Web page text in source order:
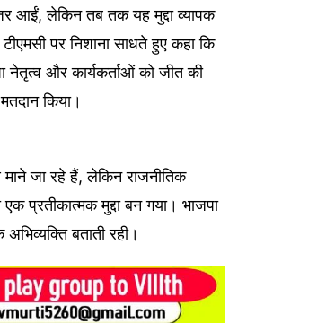
आईं, लेकिन तब तक यह मुद्दा व्यापक
पर निशाना साधते हुए कहा कि
नेतृत्व और कार्यकर्ताओं को जीत की
किया।
जा रहे हैं, लेकिन राजनीतिक
प्रतीकात्मक मुद्दा बन गया। भाजपा
बताती रही।